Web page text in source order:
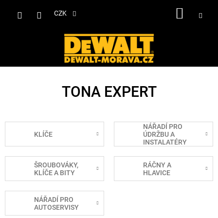
CZK
TONA EXPERT
KLÍČE
NÁŘADÍ PRO
ÚDRŽBU A
INSTALATÉRY
ŠROUBOVÁKY,
KLÍČE A BITY
RÁČNY A
HLAVICE
NÁŘADÍ PRO
AUTOSERVISY